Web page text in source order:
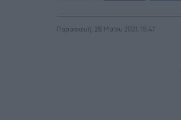
Παρασκευή, 28 Μαΐου 2021, 15:47